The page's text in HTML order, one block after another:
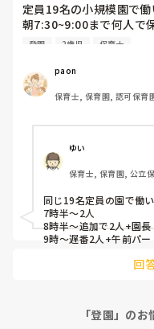
ますが、こちらは子ども
で怒るのは違うかと…。
子どものこと心配じゃ
職場では吐き出せないの
定員19名の小規模園で働
朝7:30~9:00まで何人で
うちは、7:30~8:30まで
0~2歳児で、朝早い子が
ています。赤ちゃんもい
登園 2歳児 保育士
paon
保育士, 保育園, 認可保育
ゆい
保育士, 保育園, 公立
同じ19名定員の園で働い
7時半〜2人
8時半〜追加で2人+園長
9時〜遅番2人+午前パー
8時半までに10〜15人
回
「登園」の